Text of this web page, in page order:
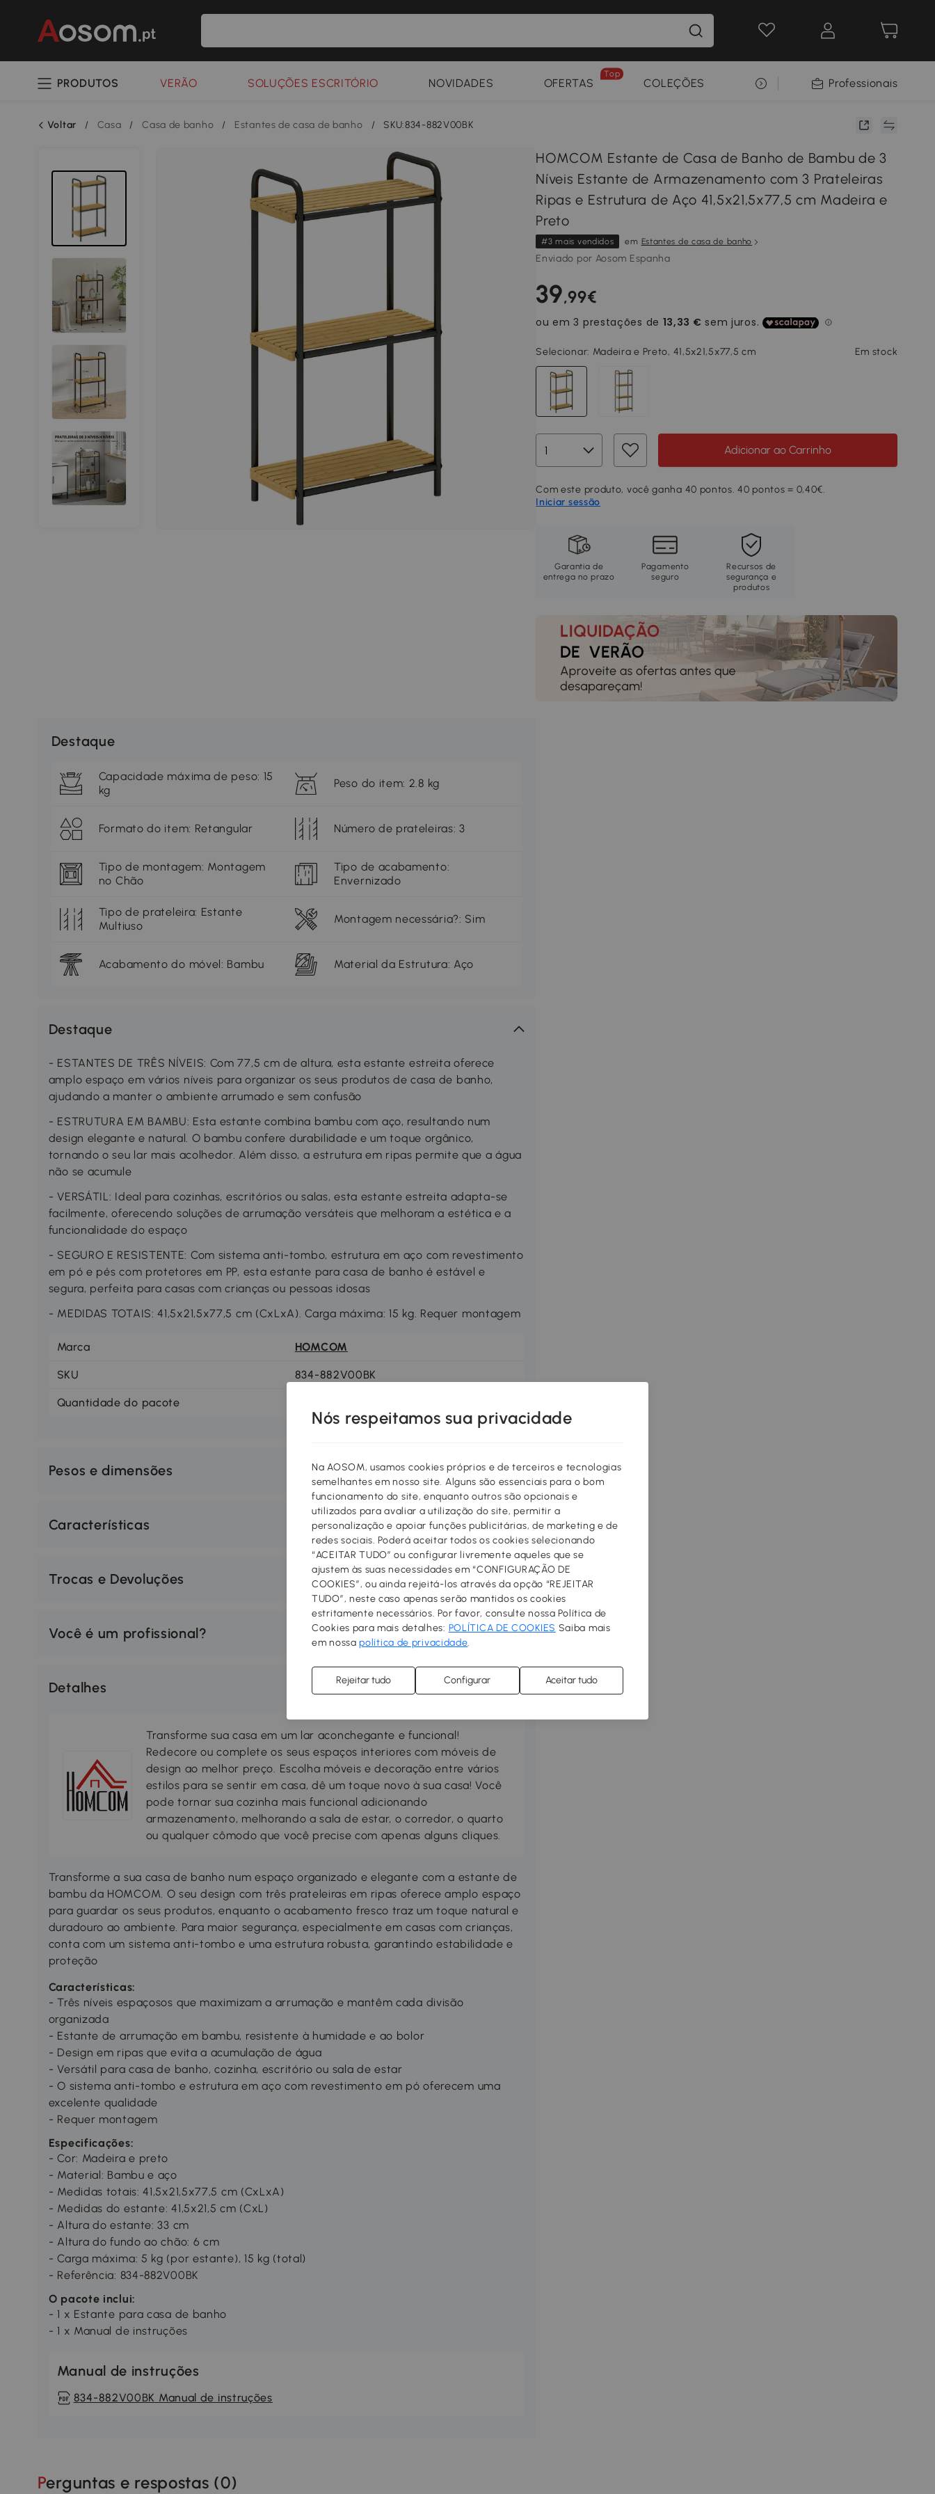
PRODUTOS VERÃO SOLUÇÕES ESCRITÓRIO NOVIDADES OFERTAS
Top
COLEÇÕES SELEÇÃO PREMIUMProfessionais
Voltar / Casa / Casa de banho / Estantes de casa de banho / SKU:834-882V00BK
HOMCOM Estante de Casa de Banho de Bambu de 3
Níveis Estante de Armazenamento com 3 Prateleiras
Ripas e Estrutura de Aço 41,5x21,5x77,5 cm Madeira e
Preto
#3 mais vendidos em Estantes de casa de banho
Enviado por Aosom Espanha
39,99€
Selecionar: Madeira e Preto, 41,5x21,5x77,5 cm Em stock
Adicionar ao Carrinho
Com este produto, você ganha 40 pontos. 40 pontos = 0,40€.
Iniciar sessão
Garantia de
entrega no prazo
Pagamento
seguro
Recursos de
segurança e
produtos
Destaque
Capacidade máxima de peso: 15
kg
Peso do item: 2.8 kg
Formato do item: Retangular Número de prateleiras: 3
Tipo de montagem: Montagem
no Chão
Tipo de acabamento:
Envernizado
Tipo de prateleira: Estante
Multiuso
Montagem necessária?: Sim
Acabamento do móvel: Bambu Material da Estrutura: Aço
Destaque
- ESTANTES DE TRÊS NÍVEIS: Com 77,5 cm de altura, esta estante estreita oferece
amplo espaço em vários níveis para organizar os seus produtos de casa de banho,
ajudando a manter o ambiente arrumado e sem confusão
- ESTRUTURA EM BAMBU: Esta estante combina bambu com aço, resultando num
design elegante e natural. O bambu confere durabilidade e um toque orgânico,
tornando o seu lar mais acolhedor. Além disso, a estrutura em ripas permite que a água
não se acumule
- VERSÁTIL: Ideal para cozinhas, escritórios ou salas, esta estante estreita adapta-se
facilmente, oferecendo soluções de arrumação versáteis que melhoram a estética e a
funcionalidade do espaço
- SEGURO E RESISTENTE: Com sistema anti-tombo, estrutura em aço com revestimento
em pó e pés com protetores em PP, esta estante para casa de banho é estável e
segura, perfeita para casas com crianças ou pessoas idosas
- MEDIDAS TOTAIS: 41,5x21,5x77,5 cm (CxLxA). Carga máxima: 15 kg. Requer montagem
Marca HOMCOM
SKU 834-882V00BK
Quantidade do pacote
Pesos e dimensões
Características
Trocas e Devoluções
Você é um profissional?
Detalhes
Transforme sua casa em um lar aconchegante e funcional!
Redecore ou complete os seus espaços interiores com móveis de
design ao melhor preço. Escolha móveis e decoração entre vários
estilos para se sentir em casa, dê um toque novo à sua casa! Você
pode tornar sua cozinha mais funcional adicionando
armazenamento, melhorando a sala de estar, o corredor, o quarto
ou qualquer cômodo que você precise com apenas alguns cliques.
Transforme a sua casa de banho num espaço organizado e elegante com a estante de
bambu da HOMCOM. O seu design com três prateleiras em ripas oferece amplo espaço
para guardar os seus produtos, enquanto o acabamento fresco traz um toque natural e
duradouro ao ambiente. Para maior segurança, especialmente em casas com crianças,
conta com um sistema anti-tombo e uma estrutura robusta, garantindo estabilidade e
proteção
Características:
- Três níveis espaçosos que maximizam a arrumação e mantêm cada divisão
organizada
- Estante de arrumação em bambu, resistente à humidade e ao bolor
- Design em ripas que evita a acumulação de água
- Versátil para casa de banho, cozinha, escritório ou sala de estar
- O sistema anti-tombo e estrutura em aço com revestimento em pó oferecem uma
excelente qualidade
- Requer montagem
Especificações:
- Cor: Madeira e preto
- Material: Bambu e aço
- Medidas totais: 41,5x21,5x77,5 cm (CxLxA)
- Medidas do estante: 41,5x21,5 cm (CxL)
- Altura do estante: 33 cm
- Altura do fundo ao chão: 6 cm
- Carga máxima: 5 kg (por estante), 15 kg (total)
- Referência: 834-882V00BK
O pacote inclui:
- 1 x Estante para casa de banho
- 1 x Manual de instruções
Manual de instruções
834-882V00BK Manual de instruções
Perguntas e respostas (0)
Nós respeitamos sua privacidade
Na AOSOM, usamos cookies próprios e de terceiros e tecnologias
semelhantes em nosso site. Alguns são essenciais para o bom
funcionamento do site, enquanto outros são opcionais e
utilizados para avaliar a utilização do site, permitir a
personalização e apoiar funções publicitárias, de marketing e de
redes sociais. Poderá aceitar todos os cookies selecionando
“ACEITAR TUDO” ou configurar livremente aqueles que se
ajustem às suas necessidades em “CONFIGURAÇÃO DE
COOKIES”, ou ainda rejeitá-los através da opção “REJEITAR
TUDO”, neste caso apenas serão mantidos os cookies
estritamente necessários. Por favor, consulte nossa Política de
Cookies para mais detalhes: POLÍTICA DE COOKIES Saiba mais
em nossapolítica de privacidade.
Rejeitar tudo Configurar Aceitar tudo